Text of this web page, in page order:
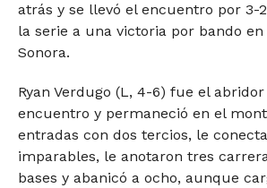
atrás y se llevó el encuentro por 3-
la serie a una victoria por bando en
Sonora.
Ryan Verdugo (L, 4-6) fue el
encuentro y permaneció en el
entradas con dos tercios, le
imparables, le anotaron tres
bases y abanicó a ocho, aunque